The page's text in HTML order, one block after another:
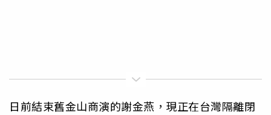
日前結束舊金山商演的謝金燕，現正在台灣隔離閉